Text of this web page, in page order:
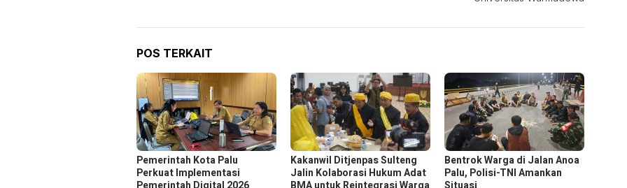
POS TERKAIT
Pemerintah Kota Palu
Perkuat Implementasi
Kakanwil Ditjenpas Sulteng
Jalin Kolaborasi Hukum Adat
Bentrok Warga di Jalan Anoa
Palu, Polisi-TNI Amankan